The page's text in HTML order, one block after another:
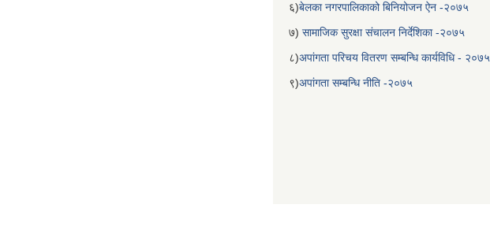
६)बेलका नगरपालिकाको बिनियोजन ऐन -२०७५
७) सामाजिक सुरक्षा संचालन निर्देशिका -२०७५
८)अपांगता परिचय वितरण सम्बन्धि कार्यविधि - २०७५
९)अपांगता सम्बन्धि नीति -२०७५